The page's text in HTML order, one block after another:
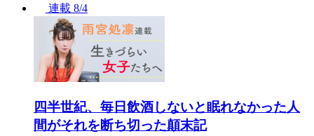
連載 8/4
四半世紀、毎日飲酒しないと眠れなかった人
間がそれを断ち切った顛末記